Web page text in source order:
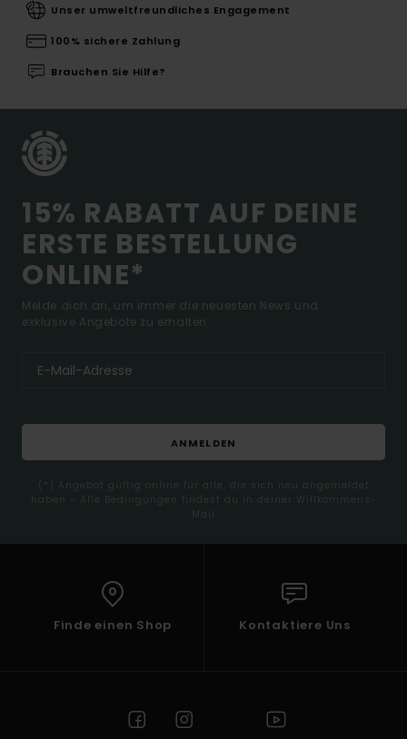
Unser umweltfreundliches Engagement
100% sichere Zahlung
Brauchen Sie Hilfe?
15% RABATT AUF DEINE
ERSTE BESTELLUNG
ONLINE*
Melde dich an, um immer die neuesten News und
exklusive Angebote zu erhalten.
ANMELDEN
(*) Angebot gültig online für alle, die sich neu angemeldet
haben - Alle Bedingungen findest du in deiner Willkommens-
Mail
Finde einen Shop Kontaktiere Uns